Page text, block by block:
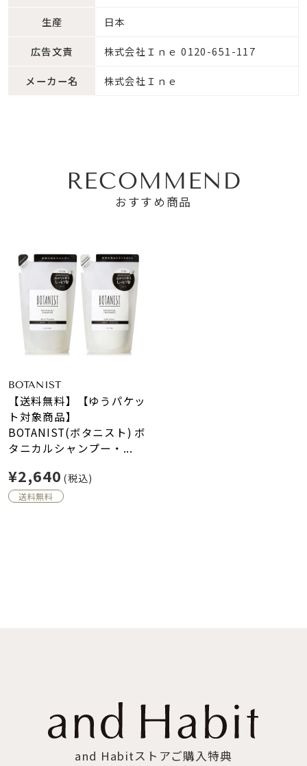
生産 日本
広告文責 株式会社Ｉｎｅ 0120-651-117
メーカー名 株式会社Ｉｎｅ
RECOMMEND
おすすめ商品
BOTANIST
【送料無料】【ゆうパケッ
ト対象商品】
BOTANIST(ボタニスト) ボ
タニカルシャンプー・...
¥2,640 (税込)
送料無料
and Habitストアご購入特典